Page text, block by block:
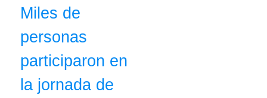
Miles de
personas
participaron en
la jornada de